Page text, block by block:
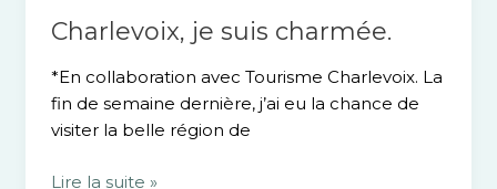
Charlevoix, je suis charmée.
*En collaboration avec Tourisme Charlevoix. La
fin de semaine dernière, j’ai eu la chance de
visiter la belle région de
Lire la suite »